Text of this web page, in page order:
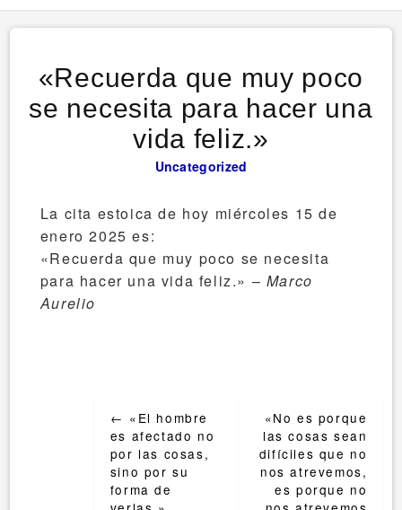
«Recuerda que muy poco
se necesita para hacer una
vida feliz.»
Uncategorized
La cita estoica de hoy miércoles 15 de
enero 2025 es:
«Recuerda que muy poco se necesita
para hacer una vida feliz.» – Marco
Aurelio
navigation
← «El hombre
es afectado no
por las cosas,
sino por su
forma de
«No es porque
las cosas sean
difíciles que no
nos atrevemos,
es porque no